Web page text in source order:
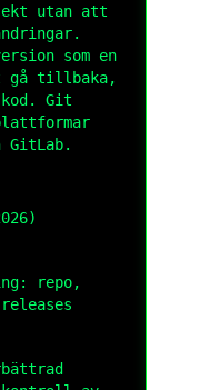
utan att
som en
gå tillbaka,
Git
GitLab.
repo,